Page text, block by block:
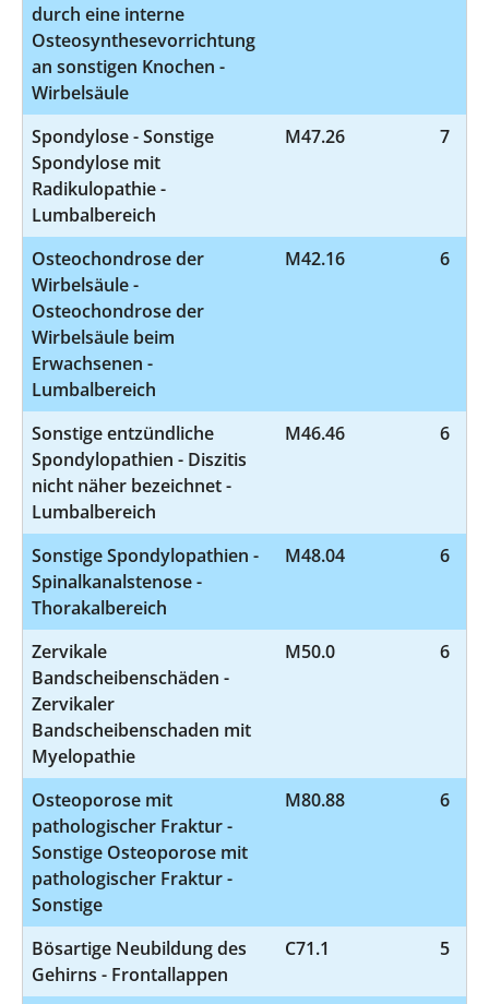
durch eine interne
Osteosynthesevorrichtung
an sonstigen Knochen -
Wirbelsäule
Spondylose - Sonstige
Spondylose mit
Radikulopathie -
Lumbalbereich
M47.26 7
Osteochondrose der
Wirbelsäule -
Osteochondrose der
Wirbelsäule beim
Erwachsenen -
Lumbalbereich
M42.16 6
Sonstige entzündliche
Spondylopathien - Diszitis
nicht näher bezeichnet -
Lumbalbereich
M46.46 6
Sonstige Spondylopathien -
Spinalkanalstenose -
Thorakalbereich
M48.04 6
Zervikale
Bandscheibenschäden -
Zervikaler
Bandscheibenschaden mit
Myelopathie
M50.0 6
Osteoporose mit
pathologischer Fraktur -
Sonstige Osteoporose mit
pathologischer Fraktur -
Sonstige
M80.88 6
Bösartige Neubildung des
Gehirns - Frontallappen
C71.1 5